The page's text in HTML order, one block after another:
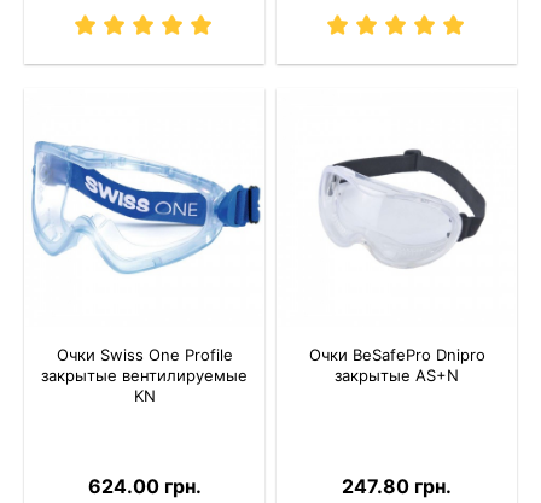
Очки Swiss One Profile
закрытые вентилируемые
KN
624.00 грн.
Очки BeSafePro Dnipro
закрытые AS+N
247.80 грн.